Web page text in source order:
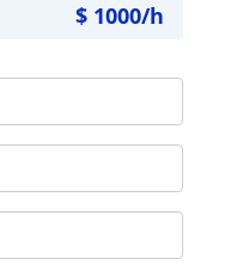
$ 1000/h